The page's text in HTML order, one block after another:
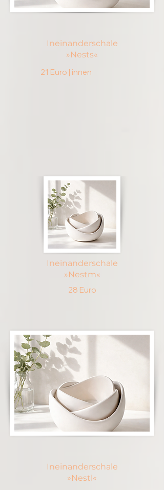
Ineinanderschale
»Nests«
21 Euro | innen
Ineinanderschale
»Nestm«
28 Euro
Ineinanderschale
»Nestl«